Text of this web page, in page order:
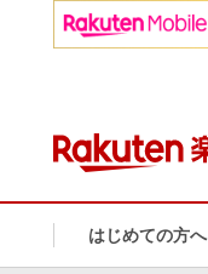
はじめての方へ